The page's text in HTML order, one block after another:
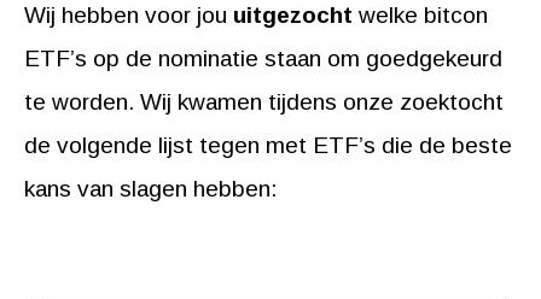
Wij hebben voor jou uitgezocht welke bitcon
ETF’s op de nominatie staan om goedgekeurd
te worden. Wij kwamen tijdens onze zoektocht
de volgende lijst tegen met ETF’s die de beste
kans van slagen hebben: